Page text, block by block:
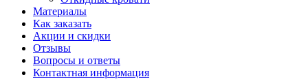
Материалы
Как заказать
Акции и скидки
Отзывы
Вопросы и ответы
Контактная информация